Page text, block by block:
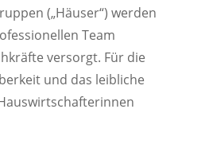
(„Häuser“) werden
Team
versorgt. Für die
und das leibliche